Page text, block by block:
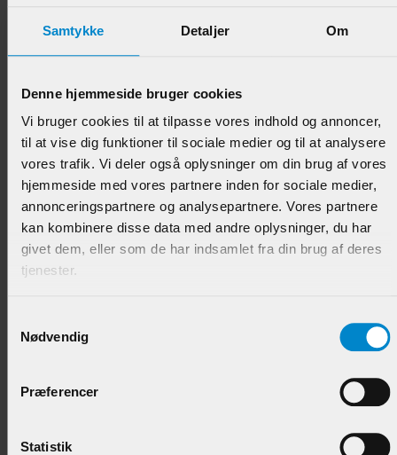
Samtykke Detaljer Om
Denne hjemmeside bruger cookies
Vi bruger cookies til at tilpasse vores indhold og annoncer,
til at vise dig funktioner til sociale medier og til at analysere
vores trafik. Vi deler også oplysninger om din brug af vores
hjemmeside med vores partnere inden for sociale medier,
annonceringspartnere og analysepartnere. Vores partnere
kan kombinere disse data med andre oplysninger, du har
givet dem, eller som de har indsamlet fra din brug af deres
tjenester.
Nødvendig
Præferencer
Statistik
Høvlet & Børstet Beklædn. - 15 x 130 mm Fyr List.
Varenr.: 900585
89,95 DKK/M